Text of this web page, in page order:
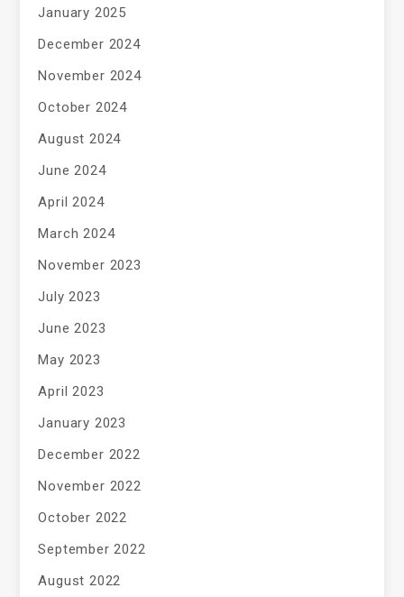
January 2025
December 2024
November 2024
October 2024
August 2024
June 2024
April 2024
March 2024
November 2023
July 2023
June 2023
May 2023
April 2023
January 2023
December 2022
November 2022
October 2022
September 2022
August 2022